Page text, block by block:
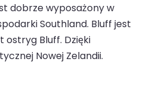
dobrze wyposażony w
Southland. Bluff jest
ostryg Bluff. Dzięki
Nowej Zelandii.